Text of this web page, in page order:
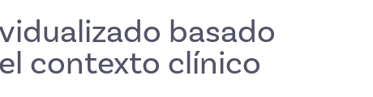
basado
contexto clínico